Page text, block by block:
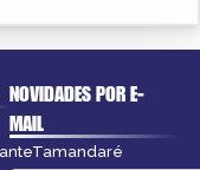
NOVIDADES POR E-
MAIL